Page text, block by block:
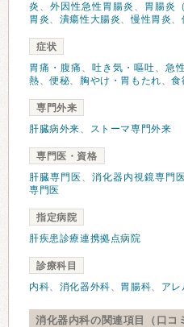
炎 、 外因性急性胃腸炎 、 胃腸炎
胃炎、 潰瘍性大腸炎、慢性胃炎、
症状
胃痛・腹痛 、 吐き気・嘔吐、 急
熱、便秘、 胸やけ・胃もたれ、食
専門外来
肝臓病外来、 ストーマ専門外来
専門医・資格
肝臓専門医 、 消化器内視鏡専門医
専門医
指定病院
肝疾患診療連携拠点病院
診療科目
内科、 消化器外科、 胃腸科、 ア
消化器内科の関連項目（口コ